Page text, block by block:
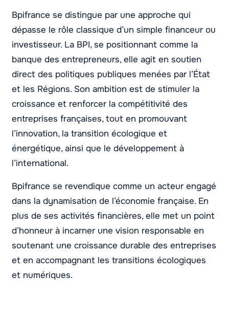
Bpifrance se distingue par une approche qui
dépasse le rôle classique d’un simple financeur ou
investisseur. La BPI, se positionnant comme la
banque des entrepreneurs, elle agit en soutien
direct des politiques publiques menées par l’État
et les Régions. Son ambition est de stimuler la
croissance et renforcer la compétitivité des
entreprises françaises, tout en promouvant
l’innovation, la transition écologique et
énergétique, ainsi que le développement à
l’international.
Bpifrance se revendique comme un acteur engagé
dans la dynamisation de l’économie française. En
plus de ses activités financières, elle met un point
d’honneur à incarner une vision responsable en
soutenant une croissance durable des entreprises
et en accompagnant les transitions écologiques
et numériques.